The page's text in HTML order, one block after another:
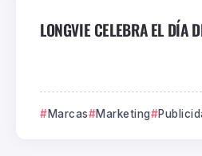
LONGVIE CELEBRA EL DÍA
Marcas Marketing